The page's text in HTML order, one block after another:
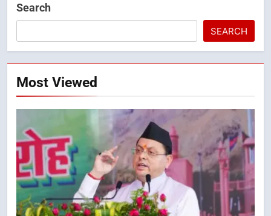
Search
SEARCH
Most Viewed